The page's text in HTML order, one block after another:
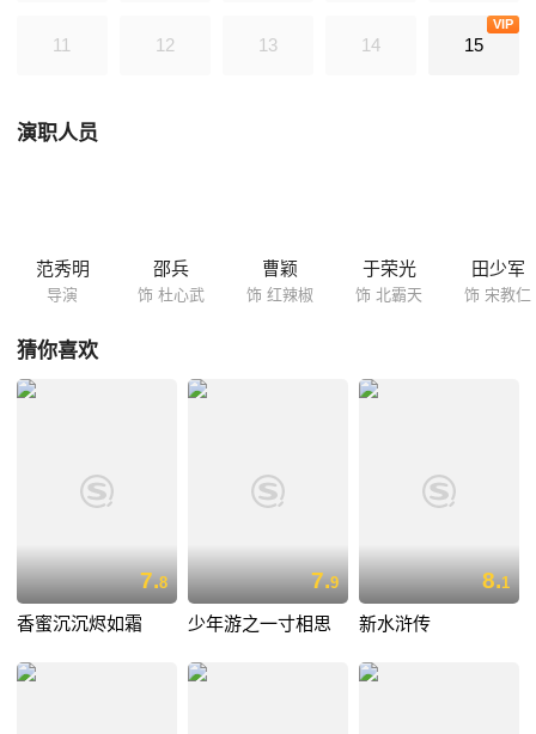
11 12 13 14 15
VIP
演职人员
范秀明
导演
邵兵
饰 杜心武
曹颖
饰 红辣椒
于荣光
饰 北霸天
田少军
饰 宋教仁
猜你喜欢
7.8
香蜜沉沉烬如霜
7.9
少年游之一寸相思
8.1
新水浒传